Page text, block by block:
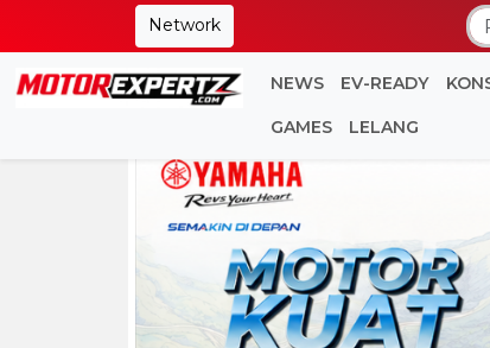
Network
NEWS EV-READY
GAMES LELANG